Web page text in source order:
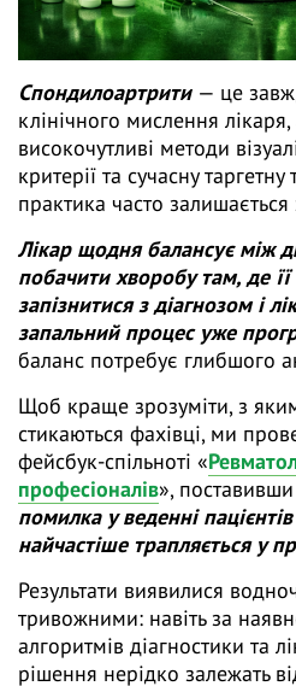
Спондилоартрити — це
клінічного мислення
високочутливі методи
критерії та сучасну
практика часто
Лікар щодня балансує між
побачити хворобу там, де
запізнитися з діагнозом і
запальний процес уже
баланс потребує глибшого
Щоб краще зрозуміти, з
стикаються фахівці, ми
фейсбук-спільноті «
професіоналів»,
помилка у веденні
найчастіше трапляється у
Результати виявилися
тривожними: навіть за
алгоритмів діагностики та
рішення нерідко залежать